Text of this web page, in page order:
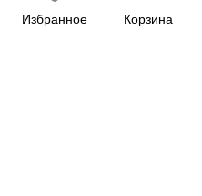
Избранное Корзина